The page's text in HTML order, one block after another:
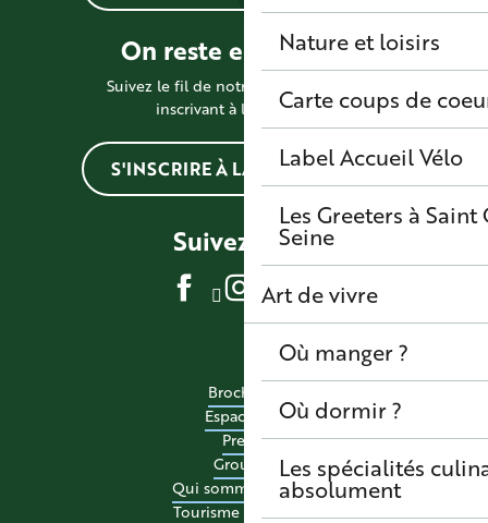
Nature et loisirs
Carte coups de
Label Accueil Vélo
Les Greeters à
Seine
Art de vivre
Où manger ?
Où dormir ?
Les spécialités
absolument
On reste en contact !
Suivez le fil de notre actualité en vous
inscrivant à la newsletter
S'INSCRIRE À LA NEWSLETTER
Suivez-nous
Brochures
Espace pro
Presse
Groupes
Qui sommes-nous ?
Tourisme accessible